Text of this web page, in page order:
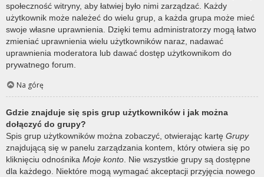
społeczność witryny, aby łatwiej było nimi zarządzać. Każdy
użytkownik może należeć do wielu grup, a każda grupa może mieć
swoje własne uprawnienia. Dzięki temu administratorzy mogą łatwo
zmieniać uprawnienia wielu użytkowników naraz, nadawać
uprawnienia moderatora lub dawać dostęp użytkownikom do
prywatnego forum.
Na górę
Gdzie znajduje się spis grup użytkowników i jak można
dołączyć do grupy?
Spis grup użytkowników można zobaczyć, otwierając kartę Grupy
znajdującą się w panelu zarządzania kontem, który otwiera się po
kliknięciu odnośnika Moje konto . Nie wszystkie grupy są dostępne
dla każdego. Niektóre mogą wymagać akceptacji przyjęcia nowego